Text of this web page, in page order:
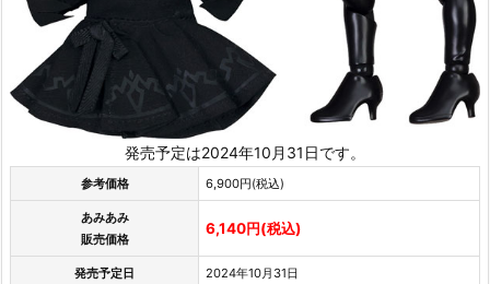
発売予定は2024年10月31日です。
参考価格 6,900円(税込)
あみあみ
販売価格
6,140円(税込)
発売予定日 2024年10月31日